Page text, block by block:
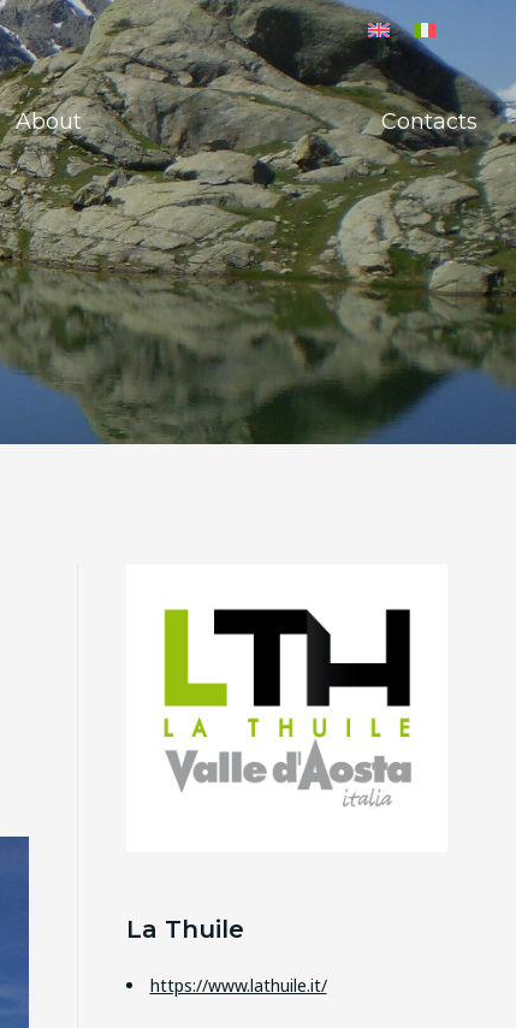
About Contacts
La Thuile
https://www.lathuile.it/